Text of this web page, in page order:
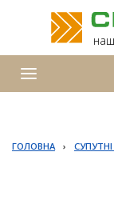
ГОЛОВНА ›